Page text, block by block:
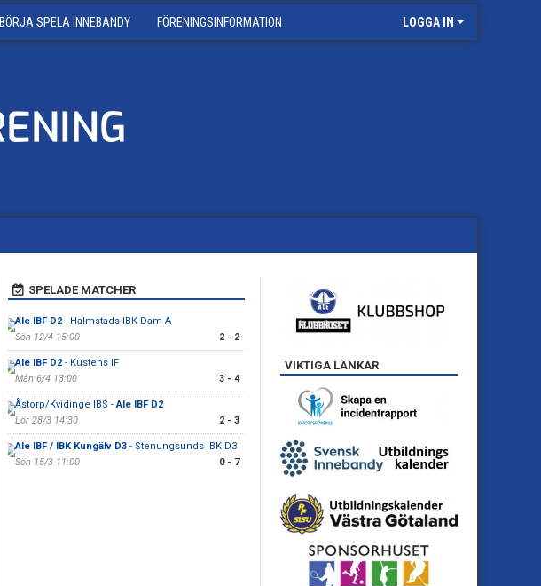
BÖRJA SPELA INNEBANDY FÖRENINGSINFORMATION LOGGA IN
SPELADE MATCHER
Ale IBF D2- Halmstads IBK Dam A
Sön 12/4 15:00
2 - 2
Ale IBF D2- Kustens IF
Mån 6/4 13:00
3 - 4
Åstorp/Kvidinge IBS -Ale IBF D2
Lör 28/3 14:30
2 - 3
Ale IBF / IBK Kungälv D3- Stenungsunds IBK D3
Sön 15/3 11:00
0 - 7
VIKTIGA LÄNKAR